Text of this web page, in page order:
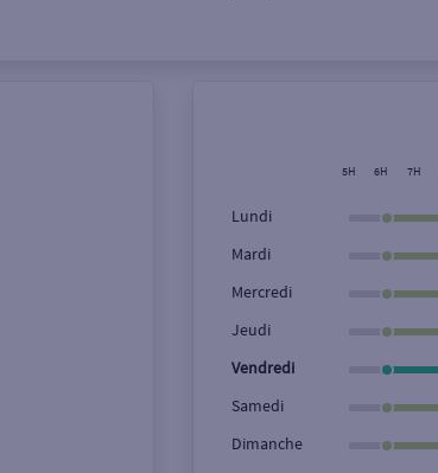
Rue
5H 6H 7H
Lundi
Mardi
Mercredi
Jeudi
Vendredi
Samedi
Dimanche